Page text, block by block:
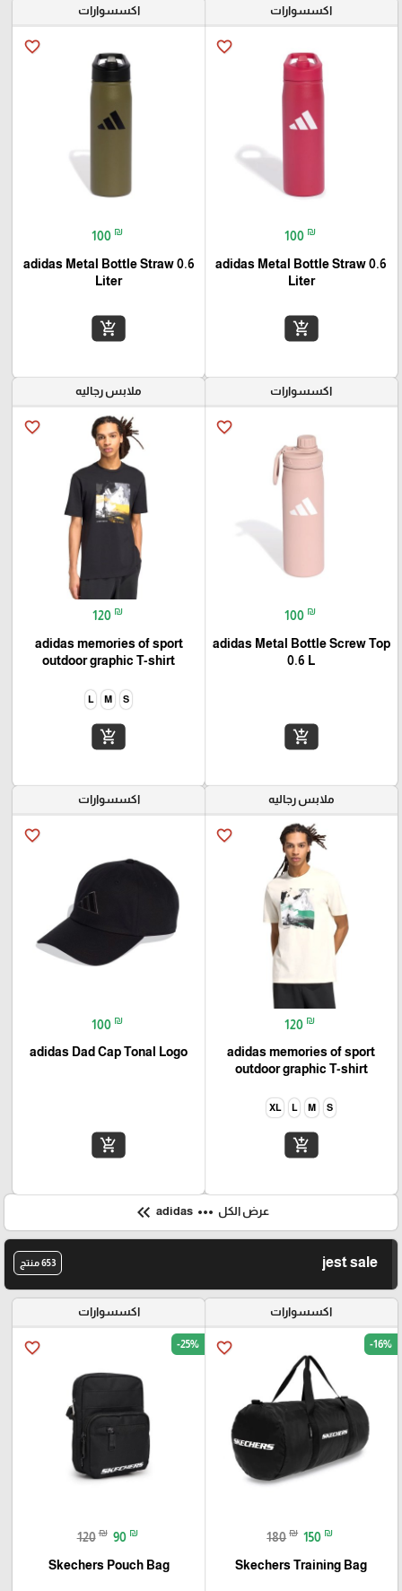
اكسسوارات
favorite_border
100 ₪
adidas Metal Bottle Straw 0.6
Liter
add_shopping_cart
اكسسوارات
favorite_border
100 ₪
adidas Metal Bottle Straw 0.6
Liter
add_shopping_cart
اكسسوارات
favorite_border
100 ₪
adidas Metal Bottle Screw Top
0.6 L
add_shopping_cart
ملابس رجاليه
favorite_border
120 ₪
adidas memories of sport
outdoor graphic T-shirt
S
M
L
add_shopping_cart
ملابس رجاليه
favorite_border
120 ₪
adidas memories of sport
outdoor graphic T-shirt
S
M
L
XL
add_shopping_cart
اكسسوارات
favorite_border
100 ₪
adidas Dad Cap Tonal Logo
add_shopping_cart
عرض الكل more_horiz
keyboard_double_arrow_left
jest sale 653 منتج
اكسسوارات
favorite_border -16%
180 ₪ 150 ₪
Skechers Training Bag
اكسسوارات
favorite_border -25%
120 ₪ 90 ₪
Skechers Pouch Bag